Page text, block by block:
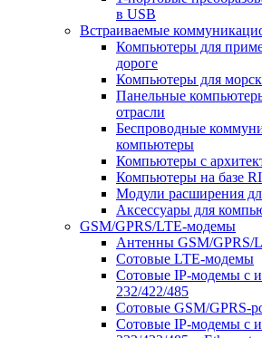
в USB
Встраиваемые
Компьютеры для
дороге
Компьютеры для
Панельные
отрасли
Беспроводные
компьютеры
Компьютеры с
Компьютеры на базе
Модули расширения
Аксессуары для
GSM/GPRS/LTE-модемы
Антенны GSM/GPRS/
Сотовые LTE-модемы
Сотовые IP-модемы с
232/422/485
Сотовые GSM/GPRS-
Сотовые IP-модемы с